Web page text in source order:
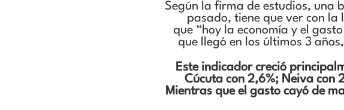
Según la firma de estudios, una
pasado, tiene que ver con
que “hoy la economía y el
que llegó en los últimos 3
Este indicador creció
Cúcuta con 2,6%; Neiva con
Mientras que el gasto cayó de